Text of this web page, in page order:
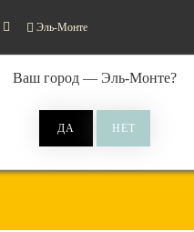
Эль-Монте
Ваш город — Эль-Монте?
0